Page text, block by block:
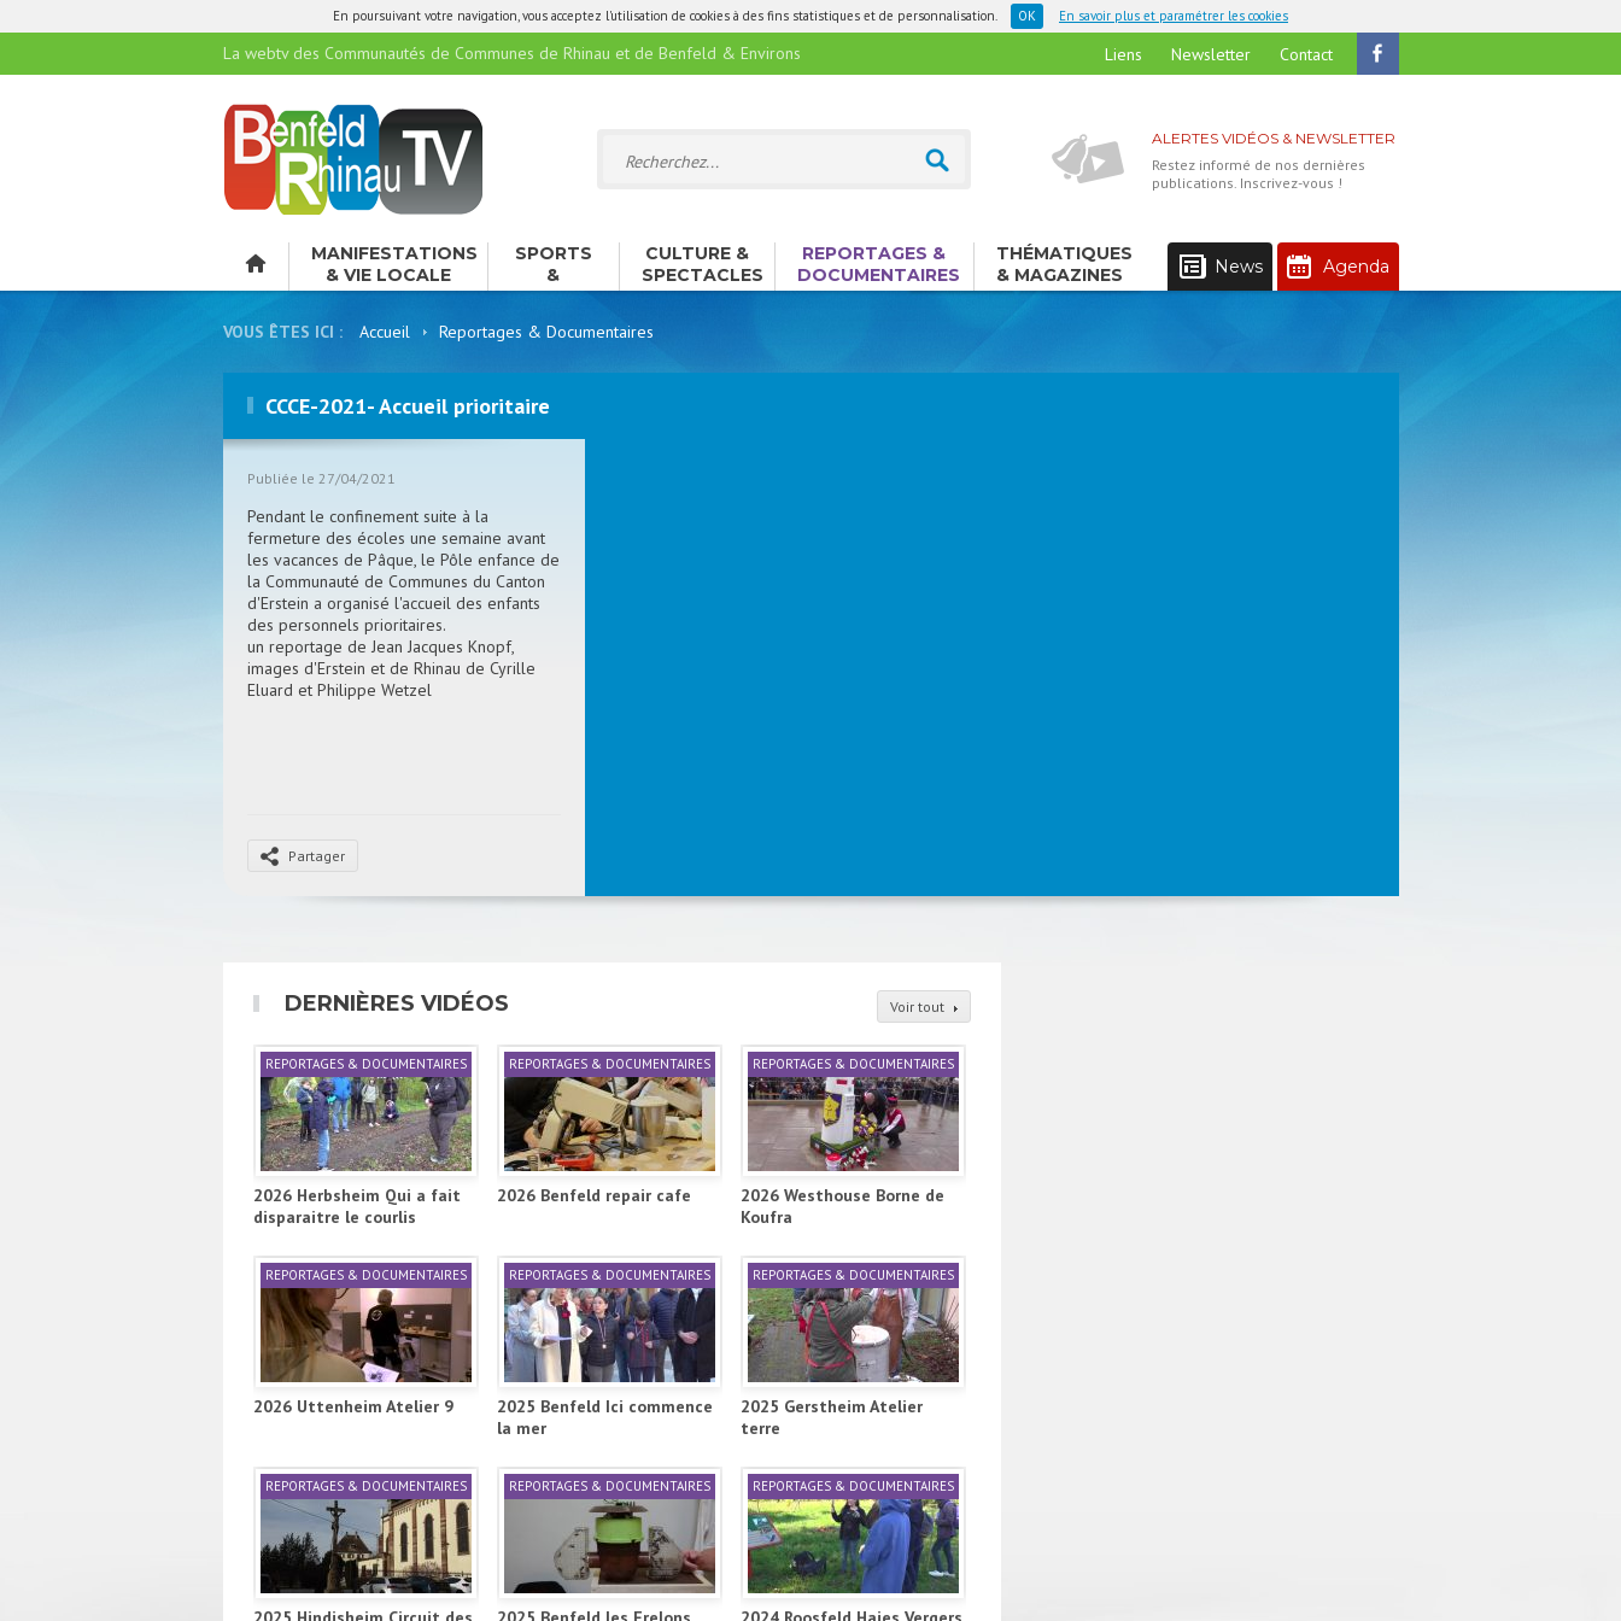
En poursuivant votre navigation, vous acceptez l'utilisation de cookies à des fins statistiques et de personnalisation. En savoir plus et paramétrer les cookies
La webtv des Communautés de Communes de Rhinau et de Benfeld & Environs Liens Newsletter Contact
ALERTES VIDÉOS & NEWSLETTER
Restez informé de nos dernières
publications. Inscrivez-vous !
MANIFESTATIONS
& VIE LOCALE
SPORTS
&
LOISIRS
CULTURE &
SPECTACLES
REPORTAGES &
DOCUMENTAIRES
THÉMATIQUES
& MAGAZINES
News Agenda
VOUS ÊTES ICI : Accueil Reportages & Documentaires
CCCE-2021- Accueil prioritaire
Publiée le 27/04/2021
Pendant le confinement suite à la
fermeture des écoles une semaine avant
les vacances de Pâque, le Pôle enfance de
la Communauté de Communes du Canton
d'Erstein a organisé l'accueil des enfants
des personnels prioritaires.
un reportage de Jean Jacques Knopf,
images d'Erstein et de Rhinau de Cyrille
Eluard et Philippe Wetzel
Partager
DERNIÈRES VIDÉOS Voir tout
REPORTAGES & DOCUMENTAIRES
2026 Herbsheim Qui a fait
disparaitre le courlis
REPORTAGES & DOCUMENTAIRES
2026 Benfeld repair cafe
REPORTAGES & DOCUMENTAIRES
2026 Westhouse Borne de
Koufra
REPORTAGES & DOCUMENTAIRES
2026 Uttenheim Atelier 9
REPORTAGES & DOCUMENTAIRES
2025 Benfeld Ici commence
la mer
REPORTAGES & DOCUMENTAIRES
2025 Gerstheim Atelier
terre
REPORTAGES & DOCUMENTAIRES REPORTAGES & DOCUMENTAIRES REPORTAGES & DOCUMENTAIRES